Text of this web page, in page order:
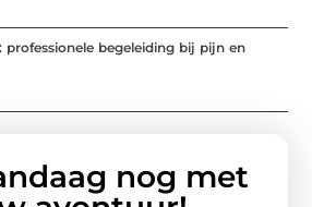
professionele begeleiding bij pijn en
nog met